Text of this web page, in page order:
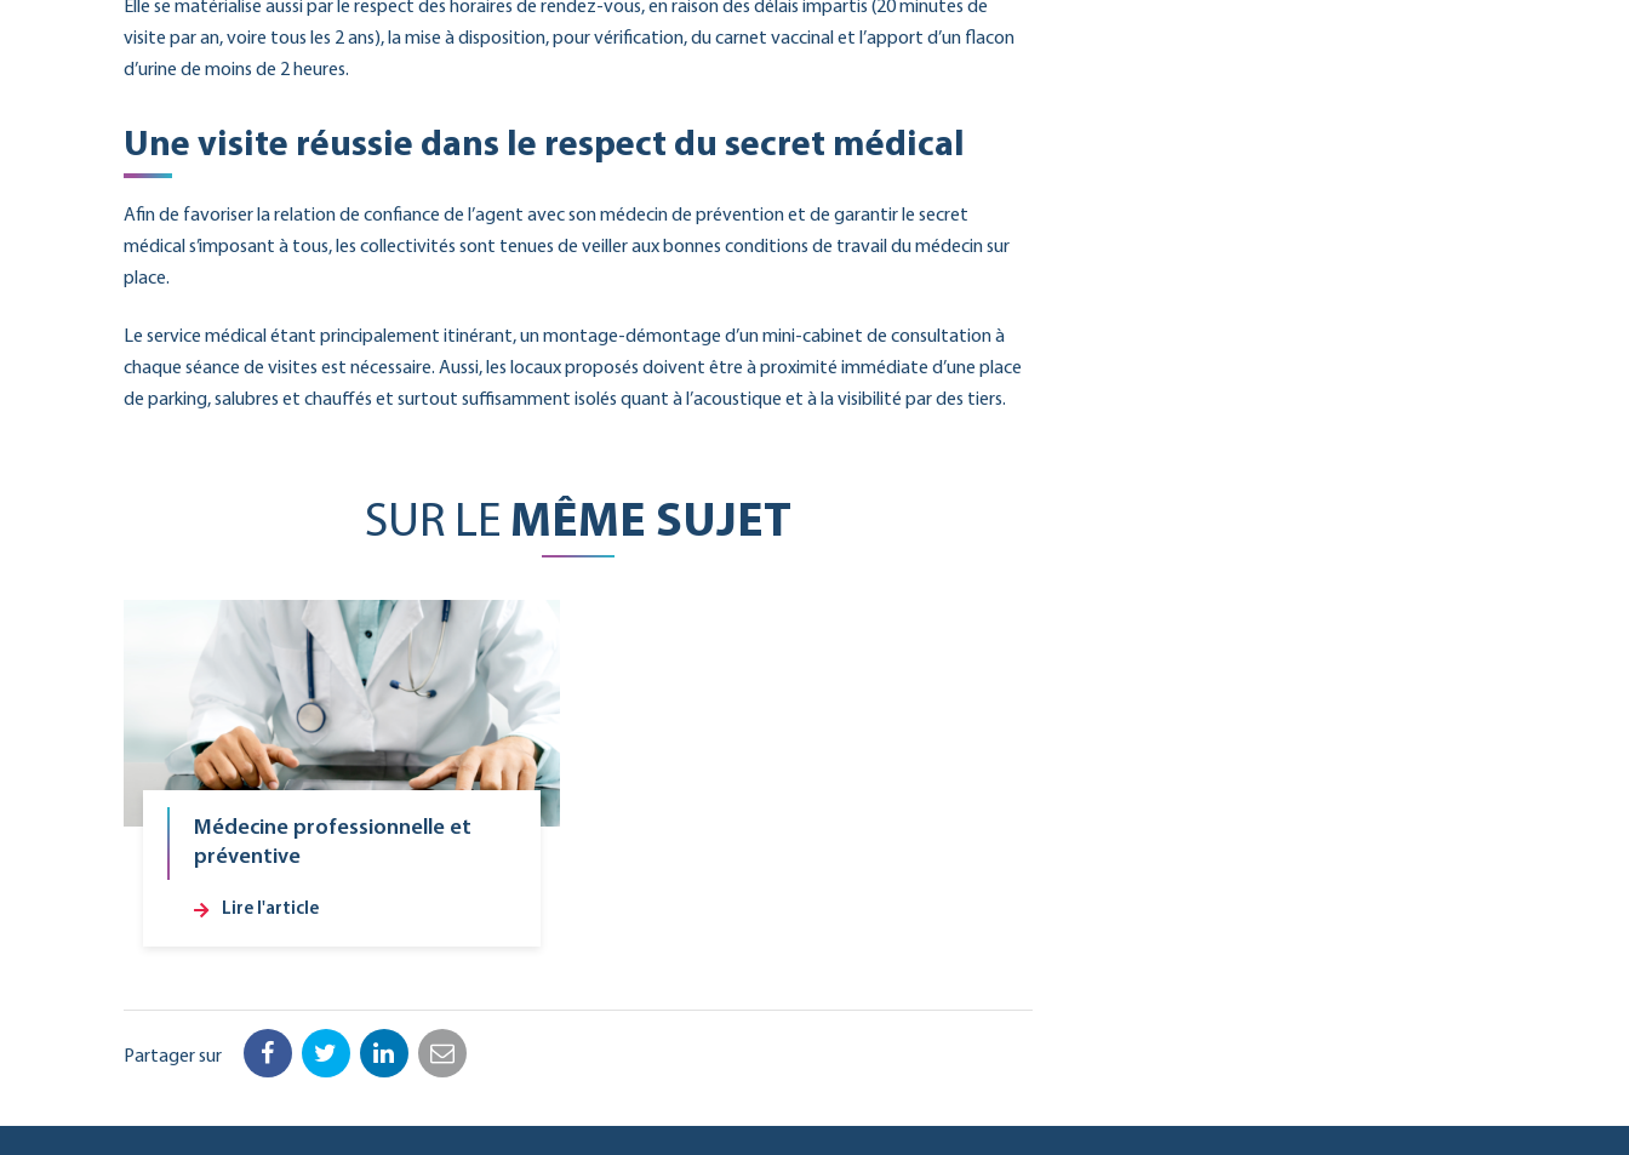
Elle se matérialise aussi par le respect des horaires de rendez-vous, en raison des délais impartis (20 minutes de
visite par an, voire tous les 2 ans), la mise à disposition, pour vérification, du carnet vaccinal et l’apport d’un flacon
d’urine de moins de 2 heures.
Une visite réussie dans le respect du secret médical
Afin de favoriser la relation de confiance de l’agent avec son médecin de prévention et de garantir le secret
médical s’imposant à tous, les collectivités sont tenues de veiller aux bonnes conditions de travail du médecin sur
place.
Le service médical étant principalement itinérant, un montage-démontage d’un mini-cabinet de consultation à
chaque séance de visites est nécessaire. Aussi, les locaux proposés doivent être à proximité immédiate d’une place
de parking, salubres et chauffés et surtout suffisamment isolés quant à l’acoustique et à la visibilité par des tiers.
SUR LE MÊME SUJET
Médecine professionnelle et
préventive
Lire l'article
Partager sur Facebook
TwitterLinkedIn
Email